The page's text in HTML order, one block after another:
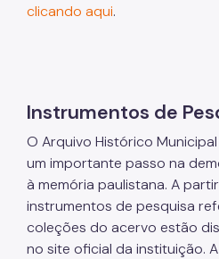
clicando aqui.
Instrumentos de
O Arquivo Histórico
um importante passo na
à memória paulistana. A
instrumentos de pesquisa
coleções do acervo estão
no site oficial da instituição.